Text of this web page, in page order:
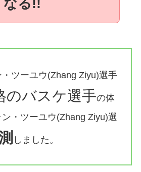
なる!!
ツーユウ(Zhang Ziyu)選手
のバスケ選手の体
・ツーユウ(Zhang Ziyu)選
しました。